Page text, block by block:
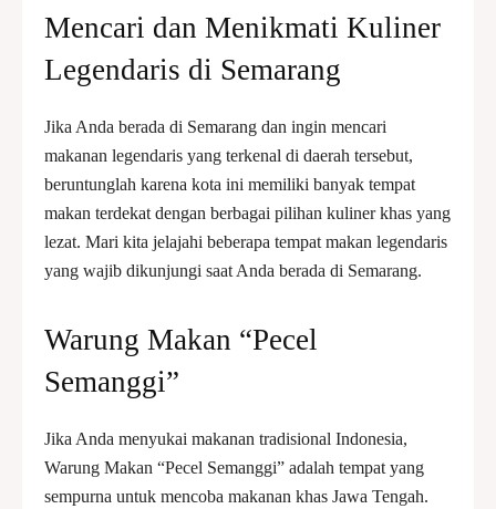
Mencari dan Menikmati Kuliner
Legendaris di Semarang
Jika Anda berada di Semarang dan ingin mencari
makanan legendaris yang terkenal di daerah tersebut,
beruntunglah karena kota ini memiliki banyak tempat
makan terdekat dengan berbagai pilihan kuliner khas yang
lezat. Mari kita jelajahi beberapa tempat makan legendaris
yang wajib dikunjungi saat Anda berada di Semarang.
Warung Makan “Pecel
Semanggi”
Jika Anda menyukai makanan tradisional Indonesia,
Warung Makan “Pecel Semanggi” adalah tempat yang
sempurna untuk mencoba makanan khas Jawa Tengah.